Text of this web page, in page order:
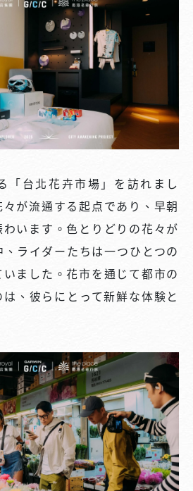
「台北花卉市場」を訪れまし
が流通する起点であり、早朝
います。色とりどりの花々が
ライダーたちは一つひとつの
ました。花市を通じて都市の
、彼らにとって新鮮な体験と